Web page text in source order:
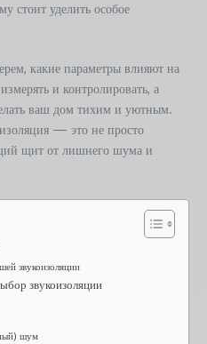
стоит уделить особое
какие параметры влияют на
и контролировать, а
ваш дом тихим и уютным.
— это не просто
щит от лишнего шума и
звукоизоляции
звукоизоляции
шум